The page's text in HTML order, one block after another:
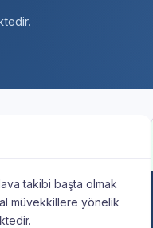
takibi başta olmak
müvekkillere yönelik